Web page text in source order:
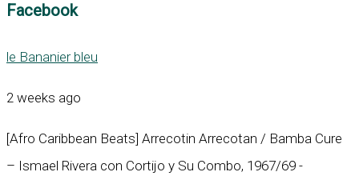
Facebook
le Bananier bleu
2 weeks ago
[Afro Caribbean Beats] Arrecotin Arrecotan / Bamba Cure
– Ismael Rivera con Cortijo y Su Combo, 1967/69 -